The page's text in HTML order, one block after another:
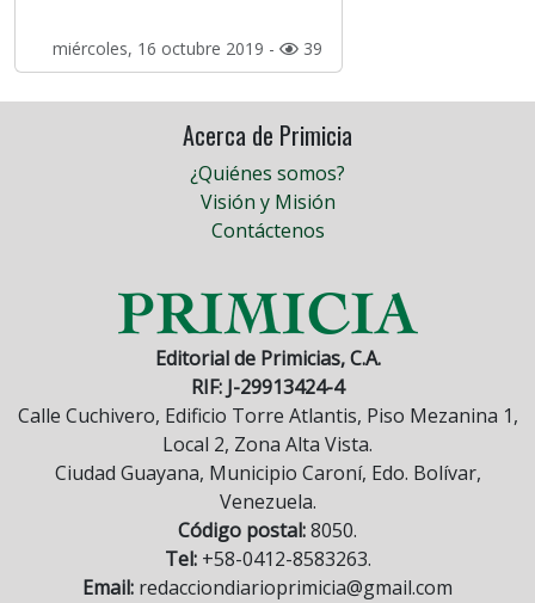
miércoles, 16 octubre 2019 - 39
Acerca de Primicia
¿Quiénes somos?
Visión y Misión
Contáctenos
Editorial de Primicias, C.A.
RIF: J-29913424-4
Calle Cuchivero, Edificio Torre Atlantis, Piso Mezanina 1,
Local 2, Zona Alta Vista.
Ciudad Guayana, Municipio Caroní, Edo. Bolívar,
Venezuela.
Código postal:8050.
Tel:+58-0412-8583263.
Email: redacciondiarioprimicia@gmail.com